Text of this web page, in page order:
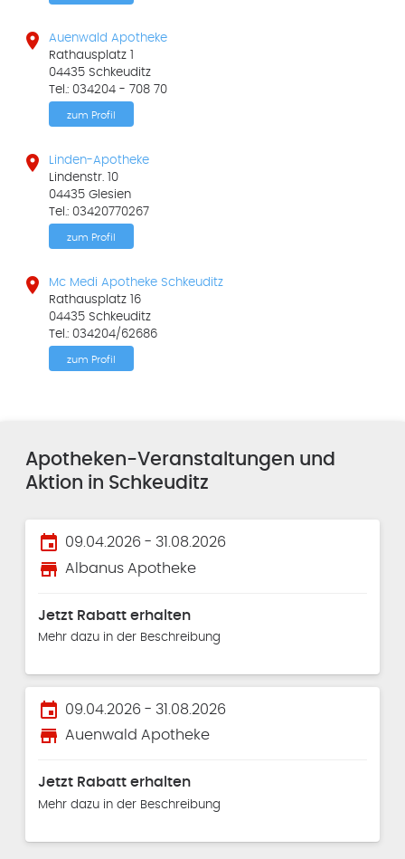

Auenwald Apotheke
Rathausplatz 1
04435 Schkeuditz
Tel.: 034204 - 708 70
zum Profil

Linden-Apotheke
Lindenstr. 10
04435 Glesien
Tel.: 03420770267
zum Profil

Mc Medi Apotheke Schkeuditz
Rathausplatz 16
04435 Schkeuditz
Tel.: 034204/62686
zum Profil
Apotheken-Veranstaltungen und
Aktion in Schkeuditz
event 09.04.2026 - 31.08.2026
store Albanus Apotheke
Jetzt Rabatt erhalten
Mehr dazu in der Beschreibung
event 09.04.2026 - 31.08.2026
store Auenwald Apotheke
Jetzt Rabatt erhalten
Mehr dazu in der Beschreibung